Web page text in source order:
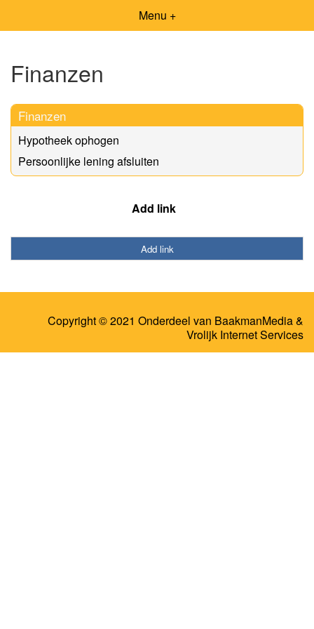
Menu +
Finanzen
Finanzen
Hypotheek ophogen
Persoonlijke lening afsluiten
Add link
Add link
Copyright © 2021 Onderdeel van BaakmanMedia&
Vrolijk Internet Services